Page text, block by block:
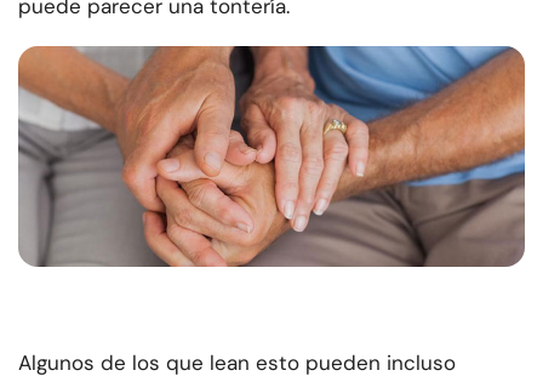
puede parecer una tontería.
Algunos de los que lean esto pueden incluso